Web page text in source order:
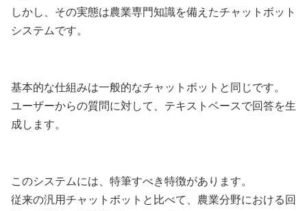
しかし、その実態は農業専門知識を備えたチャットボット
システムです。
基本的な仕組みは一般的なチャットボットと同じです。
ユーザーからの質問に対して、テキストベースで回答を生
成します。
このシステムには、特筆すべき特徴があります。
従来の汎用チャットボットと比べて、農業分野における回